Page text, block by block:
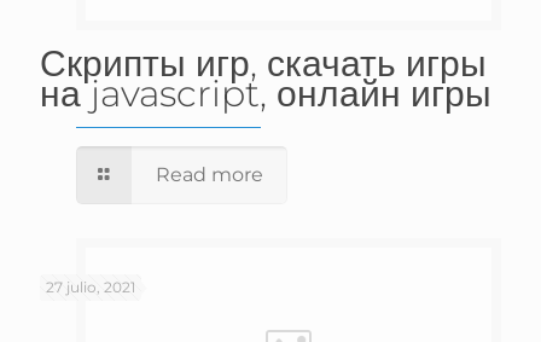
Скрипты игр, скачать игры
на javascript, онлайн игры
Read more
27 julio, 2021